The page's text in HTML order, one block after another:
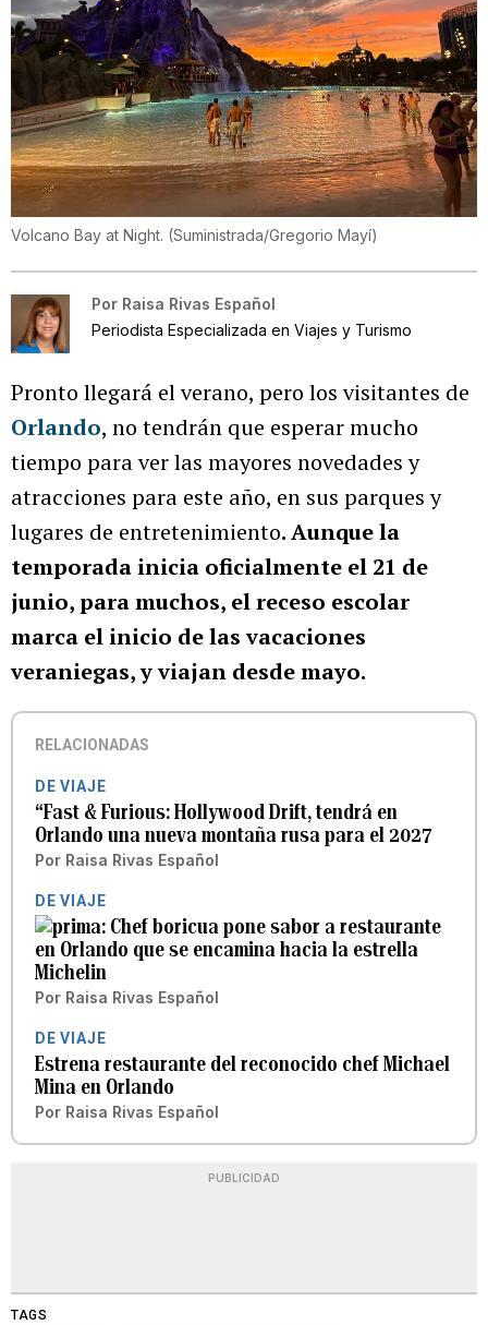
Volcano Bay at Night. (Suministrada/Gregorio Mayí)
Por Raisa Rivas Español
Periodista Especializada en Viajes y Turismo
Pronto llegará el verano, pero los visitantes de
Orlando, no tendrán que esperar mucho
tiempo para ver las mayores novedades y
atracciones para este año, en sus parques y
lugares de entretenimiento. Aunque la
temporada inicia oficialmente el 21 de
junio, para muchos, el receso escolar
marca el inicio de las vacaciones
veraniegas, y viajan desde mayo.
RELACIONADAS
DE VIAJE
“Fast & Furious: Hollywood Drift, tendrá en
Orlando una nueva montaña rusa para el 2027
Por Raisa Rivas Español
DE VIAJE
Chef boricua pone sabor a restaurante
en Orlando que se encamina hacia la estrella
Michelin
Por Raisa Rivas Español
DE VIAJE
Estrena restaurante del reconocido chef Michael
Mina en Orlando
Por Raisa Rivas Español
PUBLICIDAD
TAGS